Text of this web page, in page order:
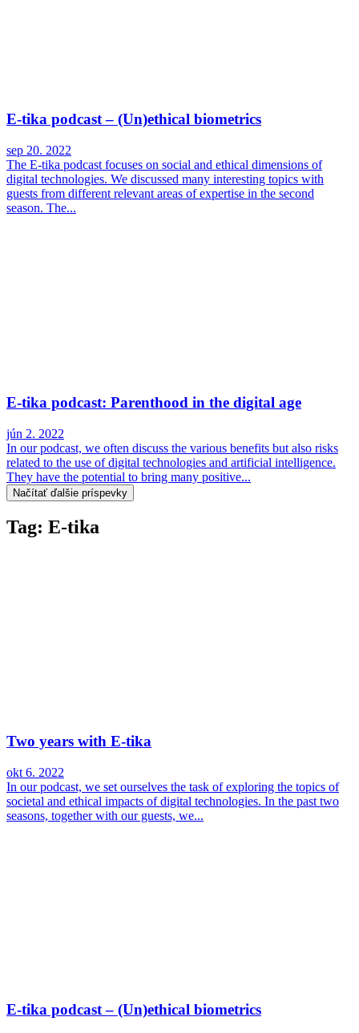
E-tika podcast – (Un)ethical biometrics
sep 20. 2022
The E-tika podcast focuses on social and ethical dimensions of
digital technologies. We discussed many interesting topics with
guests from different relevant areas of expertise in the second
season. The...
E-tika podcast: Parenthood in the digital age
jún 2. 2022
In our podcast, we often discuss the various benefits but also risks
related to the use of digital technologies and artificial intelligence.
They have the potential to bring many positive...
Načítať ďalšie príspevky
Tag: E-tika
Two years with E-tika
okt 6. 2022
In our podcast, we set ourselves the task of exploring the topics of
societal and ethical impacts of digital technologies. In the past two
seasons, together with our guests, we...
E-tika podcast – (Un)ethical biometrics